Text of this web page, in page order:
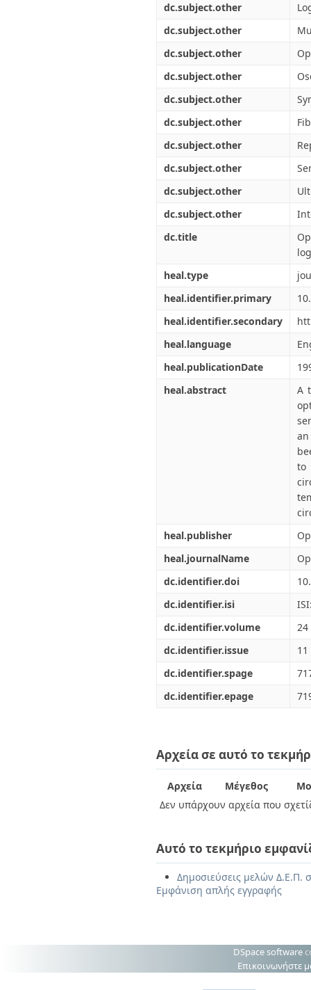
dc.subject.other
dc.subject.other
dc.subject.other
dc.subject.other
dc.subject.other
dc.subject.other
dc.subject.other
dc.subject.other
dc.subject.other
dc.subject.other
dc.title
heal.type
heal.identifier.primary
heal.identifier.secondary
heal.language
heal.publicationDate
heal.abstract
A
to
heal.publisher
heal.journalName
dc.identifier.doi
dc.identifier.isi
dc.identifier.volume
24
dc.identifier.issue
11
dc.identifier.spage
dc.identifier.epage
Αρχεία σε αυτό το
Αρχεία Μέγεθος
Δεν υπάρχουν αρχεία που
Αυτό το τεκμήριο
Δημοσιεύσεις μελών Δ.Ε.Π.
Εμφάνιση απλής εγγραφής
DSpace software
Επικοινωνήστε